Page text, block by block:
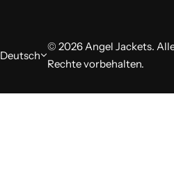
Deutsch
© 2026 Angel Jackets.
Rechte vorbehalten.